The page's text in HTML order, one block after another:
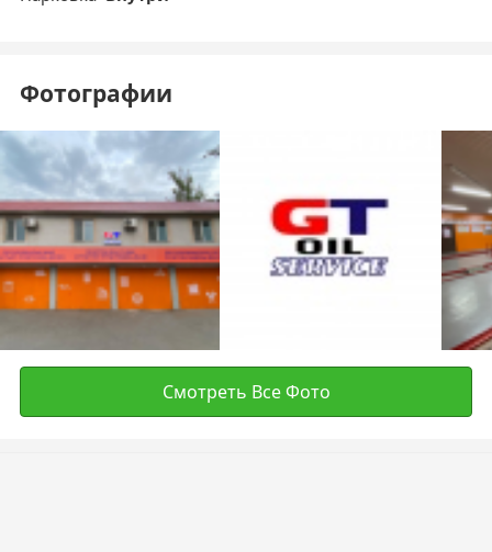
Фотографии
Смотреть Все Фото